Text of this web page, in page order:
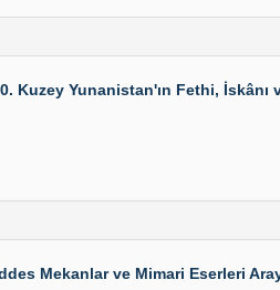
Kuzey Yunanistan'ın Fethi,
Mekanlar ve Mimari Eserleri